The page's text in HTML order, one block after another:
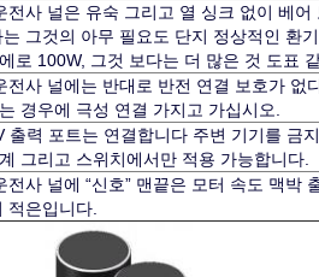
전사 널은 유숙 그리고 열 싱크 없이 베
그것의 아무 필요도 단지 정상적인 환
로 100W, 그것 보다는 더 많은 것 도표
전사 널에는 반대로 반전 연결 보호가 없
경우에 극성 연결 가지고 가십시오.
출력 포트는 연결합니다 주변 기기를 금
그리고 스위치에서만 적용 가능합니다.
전사 널에 “신호” 맨끝은 모터 속도 맥박
적은입니다.